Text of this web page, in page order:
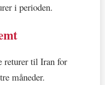
i perioden.
returer til Iran for
måneder.